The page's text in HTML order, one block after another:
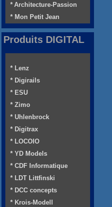
* Architecture-Passion
* Mon Petit Jean
Produits DIGITAL
* Lenz
* Digirails
* ESU
* Zimo
* Uhlenbrock
* Digitrax
* LOCOIO
* YD Models
* CDF Informatique
* LDT Littfinski
* DCC concepts
* Krois-Modell